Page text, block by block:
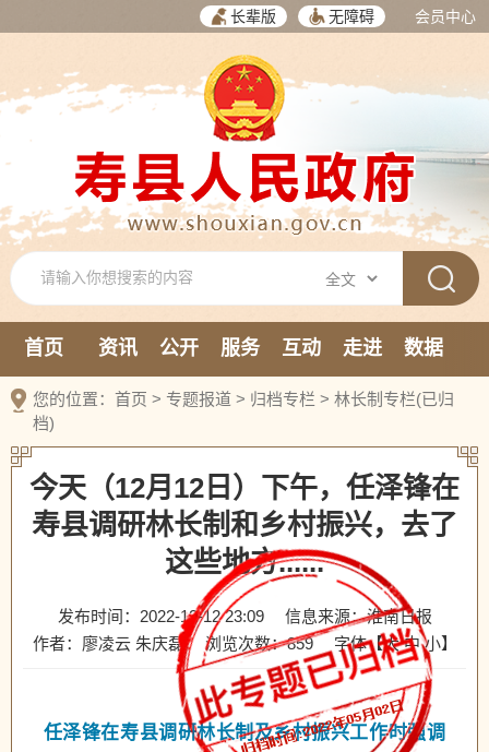
长辈版 无障碍 会员中心
首页 资讯 公开 服务 互动 走进
数据
新媒体
您的位置： 首页 > 专题报道 > 归档专栏 > 林长制专栏(已归
档)
今天（12月12日）下午，任泽锋在
寿县调研林长制和乡村振兴，去了
这些地方......
发布时间：2022-12-12 23:09
信息来源：淮南日报
作者：廖凌云 朱庆磊
浏览次数：859 字体【大 中 小】
任泽锋在寿县调研林长制及乡村振兴工作时强调